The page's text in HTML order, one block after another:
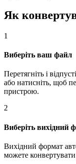
Як
1
Виберіть ваш файл
Перетягніть і
або натисніть, щоб
пристрою.
2
Виберіть вихідний
Вихідний формат
можете